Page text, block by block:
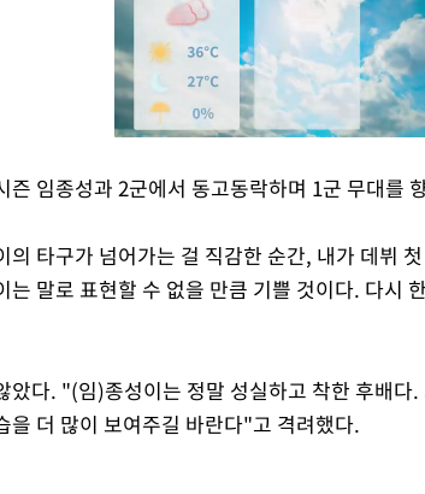
즌 임종성과 2군에서 동고동락하며 1군 무대를
의 타구가 넘어가는 걸 직감한 순간, 내가 데뷔
는 말로 표현할 수 없을 만큼 기쁠 것이다. 다시
았다. "(임)종성이는 정말 성실하고 착한 후배다
을 더 많이 보여주길 바란다"고 격려했다.